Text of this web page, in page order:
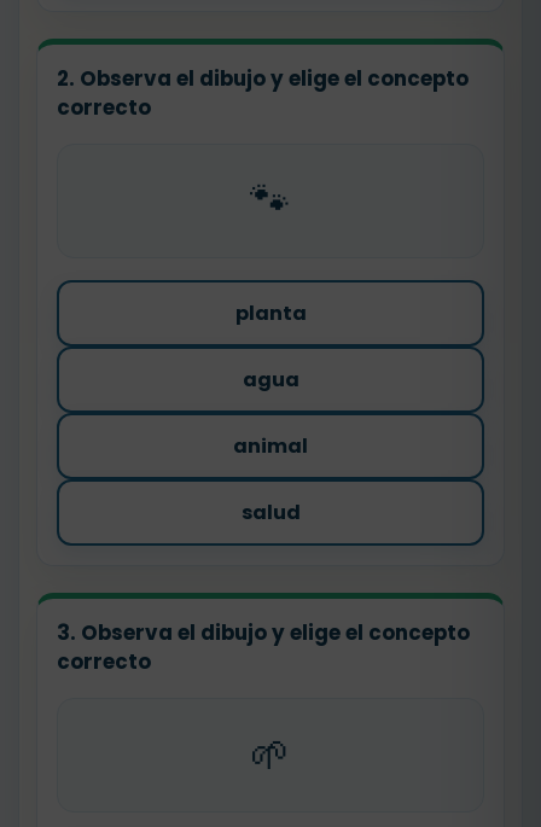
2. Observa el dibujo y elige el concepto
correcto
🐾
planta
agua
animal
salud
3. Observa el dibujo y elige el concepto
correcto
🌱